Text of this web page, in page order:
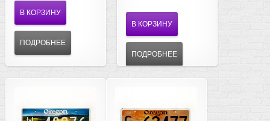
В КОРЗИНУ
ПОДРОБНЕЕ
В КОРЗИНУ
ПОДРОБНЕЕ